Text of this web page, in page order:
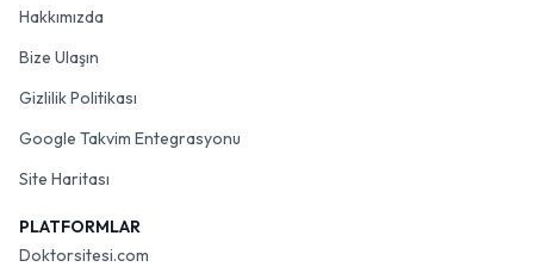
Hakkımızda
Bize Ulaşın
Gizlilik Politikası
Google Takvim Entegrasyonu
Site Haritası
PLATFORMLAR
Doktorsitesi.com